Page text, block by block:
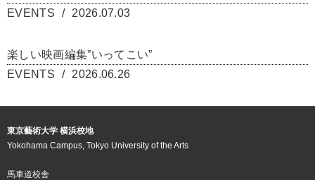
EVENTS
2026.07.03
楽しい映画編集”いってこい”
EVENTS
2026.06.26
東京藝術大学 横浜校地
Yokohama Campus, Tokyo University of the Arts
馬車道校舎